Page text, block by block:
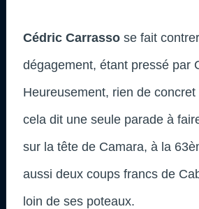
Cédric Carrasso se fait
dégagement, étant pressé par
Heureusement, rien de
cela dit une seule parade à
sur la tête de Camara, à la
aussi deux coups francs de
loin de ses poteaux.